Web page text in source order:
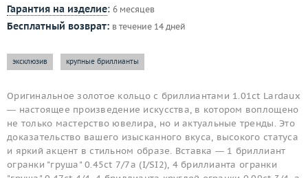
Гарантия на изделие: 6 месяцев
Бесплатный возврат: в течение 14 дней
эксклюзив крупные бриллианты
Оригинальное золотое кольцо с бриллиантами 1.01ct Lardaux
— настоящее произведение искусства, в котором воплощено
не только мастерство ювелира, но и актуальные тренды. Это
доказательство вашего изысканного вкуса, высокого статуса
и яркий акцент в стильном образе. Вставка — 1 бриллиант
огранки "груша" 0.45ct 7/7a (I/SI2), 4 бриллианта огранки